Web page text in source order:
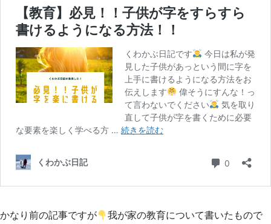
かなり前の記事ですが 我が家の教育について書いたもので